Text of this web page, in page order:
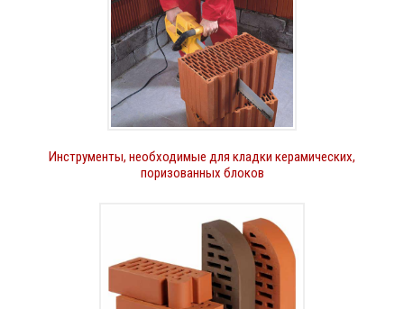
Инструменты, необходимые для кладки керамических,
поризованных блоков